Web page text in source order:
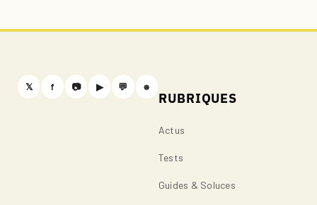
𝕏 f 📷 ▶ 💬 ⎈
RUBRIQUES
Actus
Tests
Guides & Soluces